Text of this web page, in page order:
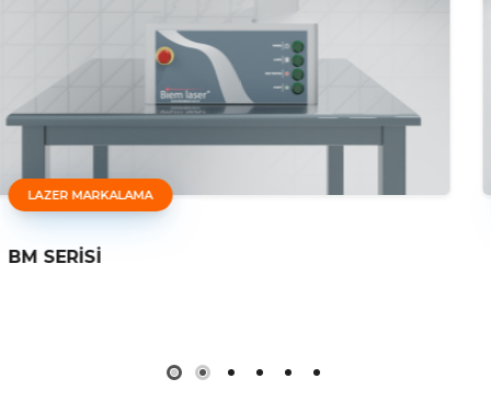
LAZER MARKALAMA
BM SERİSİ